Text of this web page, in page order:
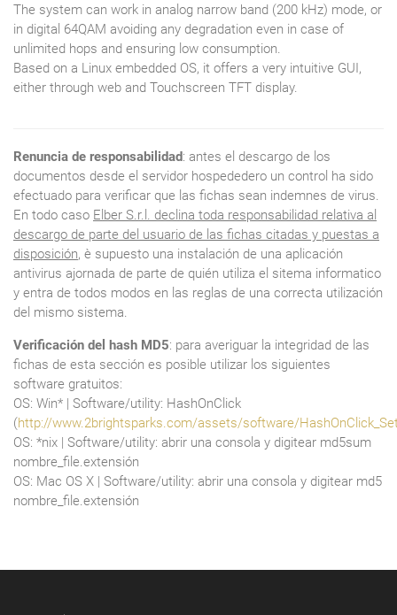
The system can work in analog narrow band (200 kHz) mode, or
in digital 64QAM avoiding any degradation even in case of
unlimited hops and ensuring low consumption.
Based on a Linux embedded OS, it offers a very intuitive GUI,
either through web and Touchscreen TFT display.
Renuncia de responsabilidad: antes el descargo de los
documentos desde el servidor hospededero un control ha sido
efectuado para verificar que las fichas sean indemnes de virus.
En todo caso Elber S.r.l. declina toda responsabilidad relativa al
descargo de parte del usuario de las fichas citadas y puestas a
disposición, è supuesto una instalación de una aplicación
antivirus ajornada de parte de quién utiliza el sitema informatico
y entra de todos modos en las reglas de una correcta utilización
del mismo sistema.
Verificación del hash MD5: para averiguar la integridad de las
fichas de esta sección es posible utilizar los siguientes
software gratuitos:
OS: Win* | Software/utility: HashOnClick
(http://www.2brightsparks.com/assets/software/
OS: *nix | Software/utility: abrir una consola y digitear md5sum
nombre_file.extensión
OS: Mac OS X | Software/utility: abrir una consola y digitear md5
nombre_file.extensión